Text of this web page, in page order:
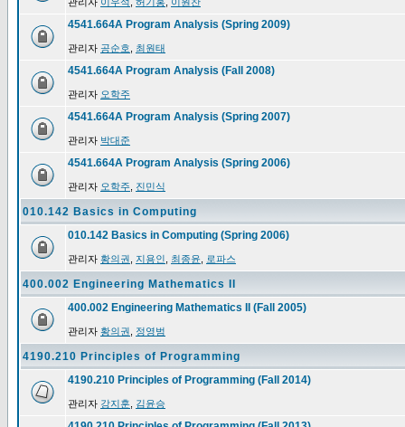
4541.664A Program Analysis (Spring 2009)
관리자 공순호 최원태
4541.664A Program Analysis (Fall 2008)
관리자 오학주
4541.664A Program Analysis (Spring 2007)
관리자 박대준
4541.664A Program Analysis (Spring 2006)
관리자 오학주 진민식
010.142 Basics in Computing
010.142 Basics in Computing (Spring 2006)
관리자 황의권 지용인 최종윤 로파스
400.002 Engineering Mathematics II
400.002 Engineering Mathematics II (Fall 2005)
관리자 황의권 정영범
4190.210 Principles of Programming
4190.210 Principles of Programming (Fall 2014)
관리자 강지훈 김윤승